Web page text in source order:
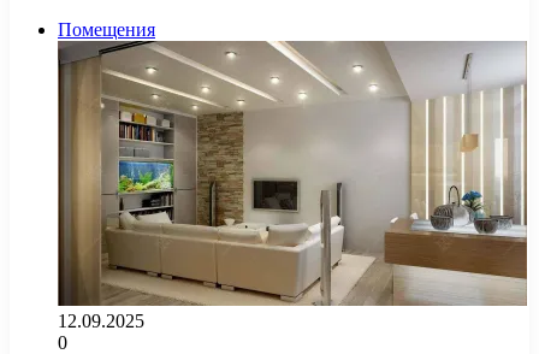
Помещения
12.09.2025
0